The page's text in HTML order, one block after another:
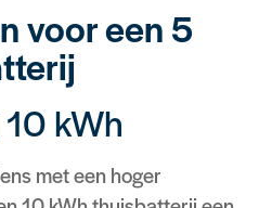
voor een 5
kWh
met een hoger